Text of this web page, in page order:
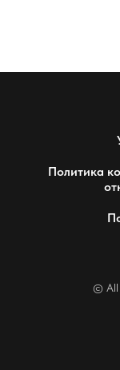
Политика
© All